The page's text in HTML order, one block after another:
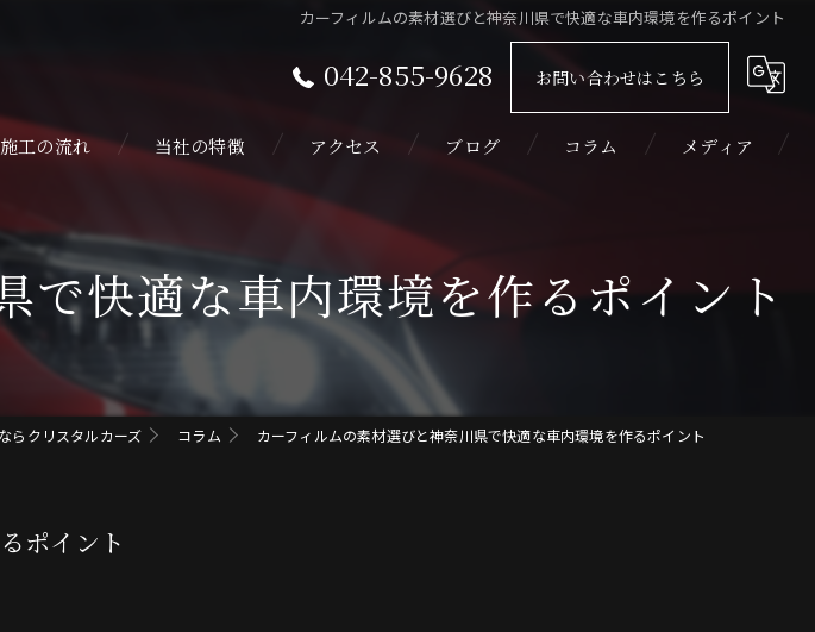
カーフィルムの素材選びと神奈川県で快適な車内環境を作るポイント
042-855-9628 お問い合わせはこちら
施工の流れ 当社の特徴
カスタム
カーラッピング
コーティング
プロテクションフィルム
アクセス ブログ コラム メディア
で快適な車内環境を作るポイント
らクリスタルカーズ コラム カーフィルムの素材選びと神奈川県で快適な車内環境を作るポイント
ポイント